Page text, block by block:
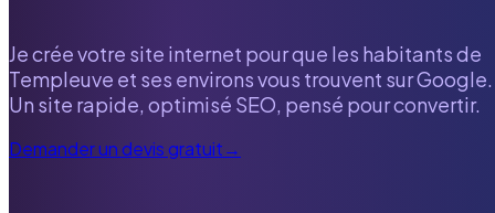
Je crée votre site internet pour que les habitants de
Templeuve et ses environs vous trouvent sur Google.
Un site rapide, optimisé SEO, pensé pour convertir.
Demander un devis gratuit→